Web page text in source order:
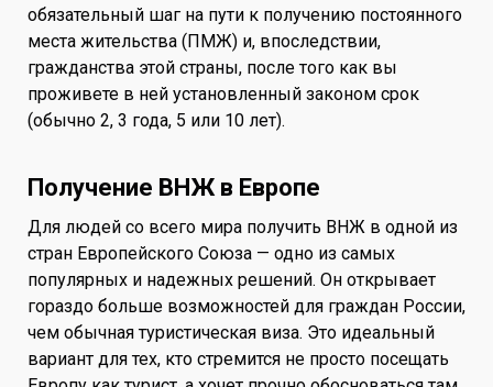
обязательный шаг на пути к получению постоянного
места жительства (ПМЖ) и, впоследствии,
гражданства этой страны, после того как вы
проживете в ней установленный законом срок
(обычно 2, 3 года, 5 или 10 лет).
Получение ВНЖ в Европе
Для людей со всего мира получить ВНЖ в одной из
стран Европейского Союза — одно из самых
популярных и надежных решений. Он открывает
гораздо больше возможностей для граждан России,
чем обычная туристическая виза. Это идеальный
вариант для тех, кто стремится не просто посещать